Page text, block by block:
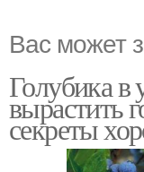
Вас может
Голубика в
вырастить
секреты